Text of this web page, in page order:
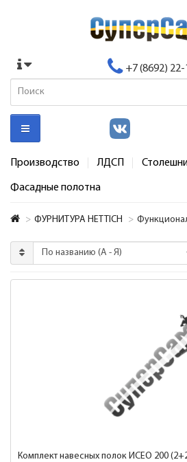
+7 (8692)
Производство ЛДСП
Фасадные полотна
ФУРНИТУРА HETTICH
Комплект навесных полок ИСЕО 200